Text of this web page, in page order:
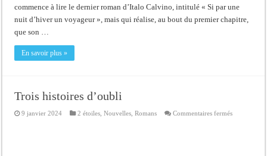
commence à lire le dernier roman d’Italo Calvino, intitulé « Si par une
nuit d’hiver un voyageur », mais qui réalise, au bout du premier chapitre,
que son …
En savoir plus »
Trois histoires d’oubli
9 janvier 2024 2 étoiles,Nouvelles,Romans Commentaires ferméssur